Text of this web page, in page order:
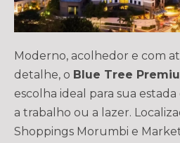
Moderno, acolhedor e com
detalhe, o Blue Tree
escolha ideal para sua
a trabalho ou a lazer.
Shoppings Morumbi e